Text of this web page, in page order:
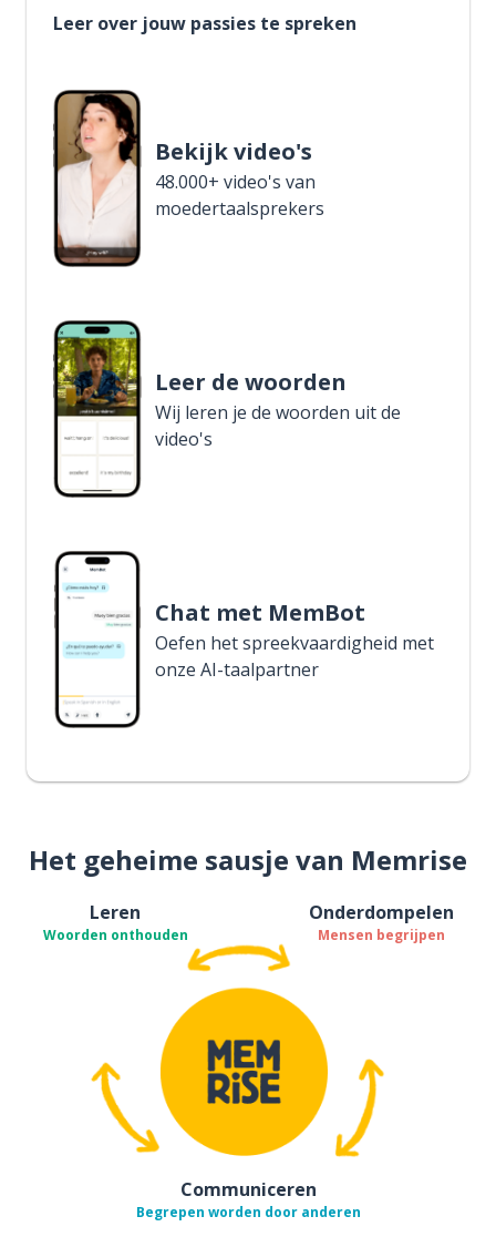
Leer over jouw passies te spreken
Bekijk video's
48.000+ video's van
moedertaalsprekers
Leer de woorden
Wij leren je de woorden uit de
video's
Chat met MemBot
Oefen het spreekvaardigheid met
onze AI-taalpartner
Het geheime sausje van Memrise
Leren
Woorden onthouden
Onderdompelen
Mensen begrijpen
Communiceren
Begrepen worden door anderen